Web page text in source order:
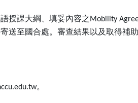
授課大綱、填妥內容之Mobility
送至國合處。審查結果以及取得補
。